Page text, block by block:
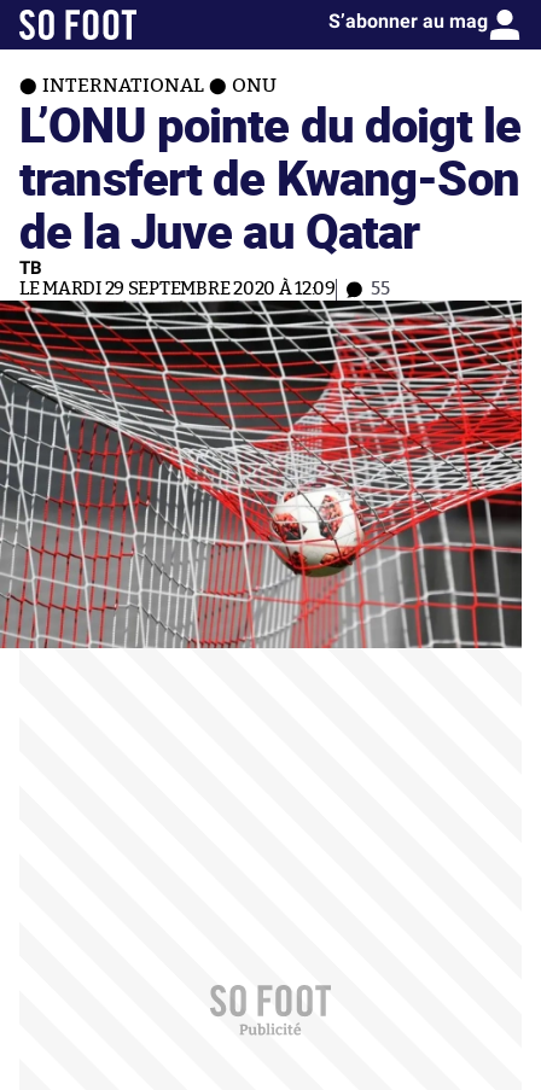
S’abonner au mag
INTERNATIONAL ONU
L’ONU pointe du doigt le
transfert de Kwang-Son
de la Juve au Qatar
TB
LE MARDI 29 SEPTEMBRE 2020 À 12:09 55